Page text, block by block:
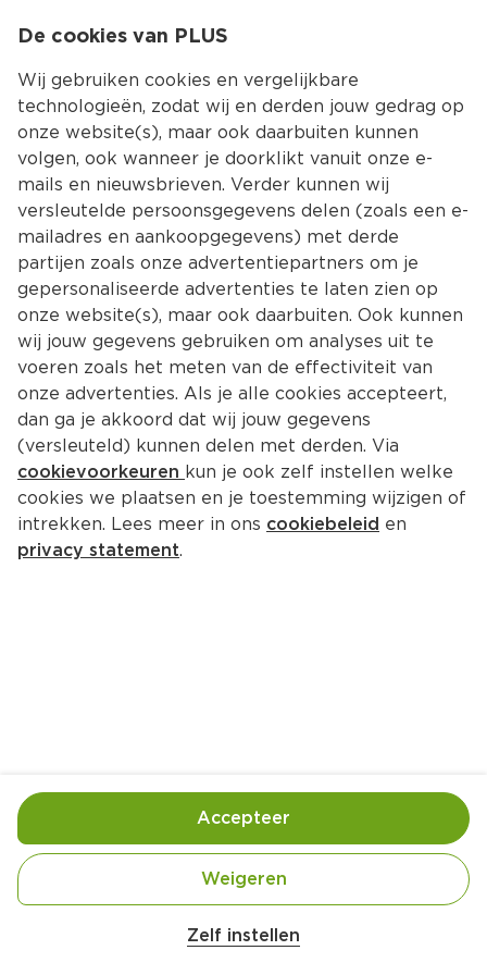
Kies jouw
Terug Producten
Chatar Rund gevogelteworst
pikant
Handige informatie over dit product
halal
De cookies van PLUS
Wij gebruiken cookies en vergelijkbare
technologieën, zodat wij en derden jouw gedrag op
onze website(s), maar ook daarbuiten kunnen
volgen, ook wanneer je doorklikt vanuit onze e-
mails en nieuwsbrieven. Verder kunnen wij
versleutelde persoonsgegevens delen (zoals een e-
mailadres en aankoopgegevens) met derde
partijen zoals onze advertentiepartners om je
gepersonaliseerde advertenties te laten zien op
onze website(s), maar ook daarbuiten. Ook kunnen
wij jouw gegevens gebruiken om analyses uit te
voeren zoals het meten van de effectiviteit van
onze advertenties. Als je alle cookies accepteert,
dan ga je akkoord dat wij jouw gegevens
(versleuteld) kunnen delen met derden. Via
cookievoorkeuren kun je ook zelf instellen welke
cookies we plaatsen en je toestemming wijzigen of
intrekken. Lees meer in ons cookiebeleid en
privacy statement.
Zelf instellen
Weigeren
Accepteer